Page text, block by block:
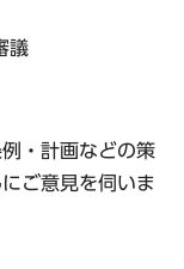
議
・計画などの策
ご意見を伺いま